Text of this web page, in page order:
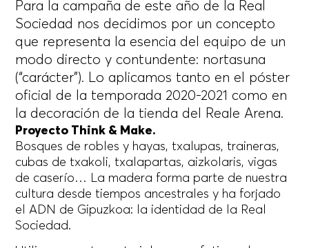
Para la campaña de este año de la Real
Sociedad nos decidimos por un concepto
que representa la esencia del equipo de un
modo directo y contundente: nortasuna
(“carácter”). Lo aplicamos tanto en el póster
oficial de la temporada 2020-2021 como en
la decoración de la tienda del Reale Arena.
Proyecto Think & Make.
Bosques de robles y hayas, txalupas, traineras,
cubas de txakoli, txalapartas, aizkolaris, vigas
de caserío… La madera forma parte de nuestra
cultura desde tiempos ancestrales y ha forjado
el ADN de Gipuzkoa: la identidad de la Real
Sociedad.